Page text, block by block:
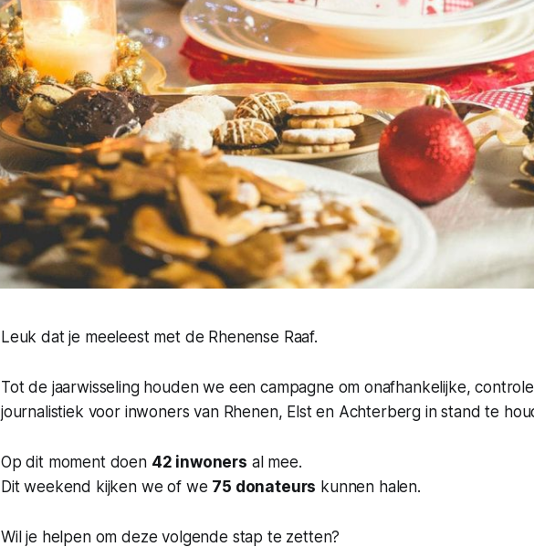
Leuk dat je meeleest met de Rhenense Raaf.
Tot de jaarwisseling houden we een campagne om onafhankelijke,
journalistiek voor inwoners van Rhenen, Elst en Achterberg in stand te
Op dit moment doen 42 inwoners al mee.
Dit weekend kijken we of we 75 donateurs kunnen halen.
Wil je helpen om deze volgende stap te zetten?